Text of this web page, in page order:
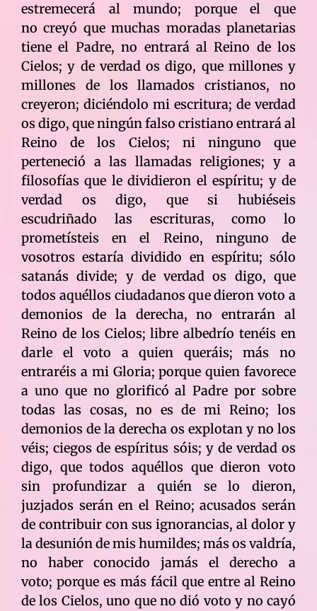
estremecerá al mundo; porque el que
no creyó que muchas moradas planetarias
tiene el Padre, no entrará al Reino de los
Cielos; y de verdad os digo, que millones y
millones de los llamados cristianos, no
creyeron; diciéndolo mi escritura; de verdad
os digo, que ningún falso cristiano entrará al
Reino de los Cielos; ni ninguno que
perteneció a las llamadas religiones; y a
filosofías que le dividieron el espíritu; y de
verdad os digo, que si hubiéseis
escudriñado las escrituras, como lo
prometísteis en el Reino, ninguno de
vosotros estaría dividido en espíritu; sólo
satanás divide; y de verdad os digo, que
todos aquéllos ciudadanos que dieron voto a
demonios de la derecha, no entrarán al
Reino de los Cielos; libre albedrío tenéis en
darle el voto a quien queráis; más no
entraréis a mi Gloria; porque quien favorece
a uno que no glorificó al Padre por sobre
todas las cosas, no es de mi Reino; los
demonios de la derecha os explotan y no los
véis; ciegos de espíritus sóis; y de verdad os
digo, que todos aquéllos que dieron voto
sin profundizar a quién se lo dieron,
juzjados serán en el Reino; acusados serán
de contribuir con sus ignorancias, al dolor y
la desunión de mis humildes; más os valdría,
no haber conocido jamás el derecho a
voto; porque es más fácil que entre al Reino
de los Cielos, uno que no dió voto y no cayó